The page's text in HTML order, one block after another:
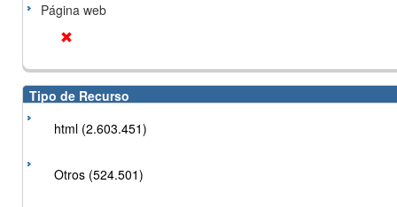
Página web
Tipo de Recurso
html (2.603.451)
Otros (524.501)